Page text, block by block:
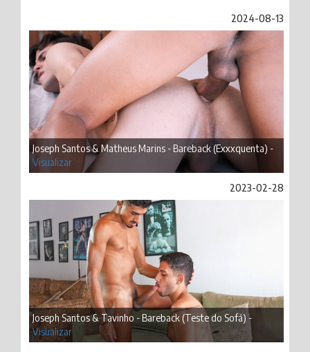
2024-08-13
Joseph Santos & Matheus Marins - Bareback (Exxxquenta) -
Visualizar
2023-02-28
Joseph Santos & Tavinho - Bareback (Teste do Sofá) -
Visualizar